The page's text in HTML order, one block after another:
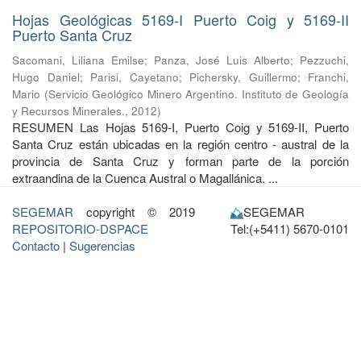
Hojas Geológicas 5169-I Puerto Coig y 5169-II
Puerto Santa Cruz
Sacomani, Liliana Emilse; Panza, José Luis Alberto; Pezzuchi,
Hugo Daniel; Parisi, Cayetano; Pichersky, Guillermo; Franchi,
Mario (Servicio Geológico Minero Argentino. Instituto de Geología
y Recursos Minerales., 2012)
RESUMEN Las Hojas 5169-I, Puerto Coig y 5169-II, Puerto
Santa Cruz están ubicadas en la región centro - austral de la
provincia de Santa Cruz y forman parte de la porción
extraandina de la Cuenca Austral o Magallánica. ...
SEGEMAR copyright © 2019
REPOSITORIO-DSPACE
Contacto | Sugerencias
SEGEMAR
Tel:(+5411) 5670-0101